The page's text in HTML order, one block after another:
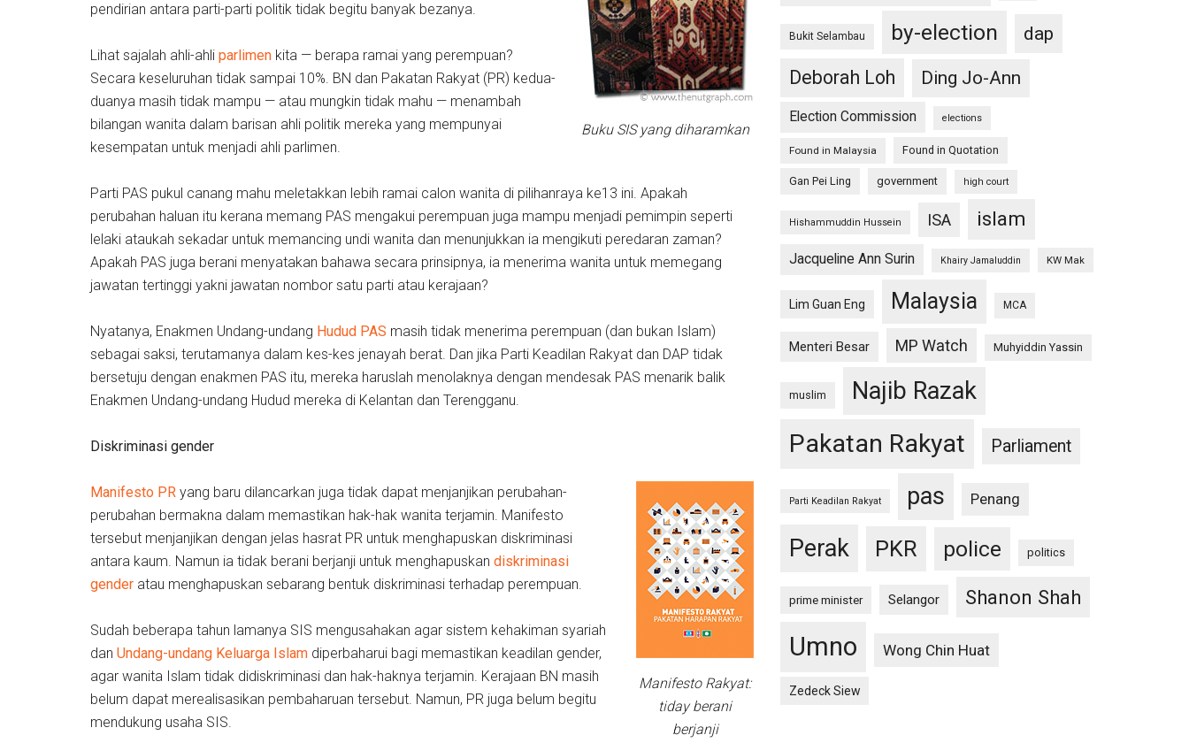
Buku SIS yang diharamkan
pendirian antara parti-parti politik tidak begitu banyak bezanya.
Lihat sajalah ahli-ahli parlimen kita — berapa ramai yang perempuan?
Secara keseluruhan tidak sampai 10%. BN dan Pakatan Rakyat (PR) kedua-
duanya masih tidak mampu — atau mungkin tidak mahu — menambah
bilangan wanita dalam barisan ahli politik mereka yang mempunyai
kesempatan untuk menjadi ahli parlimen.
Parti PAS pukul canang mahu meletakkan lebih ramai calon wanita di pilihanraya ke13 ini. Apakah
perubahan haluan itu kerana memang PAS mengakui perempuan juga mampu menjadi pemimpin seperti
lelaki ataukah sekadar untuk memancing undi wanita dan menunjukkan ia mengikuti peredaran zaman?
Apakah PAS juga berani menyatakan bahawa secara prinsipnya, ia menerima wanita untuk memegang
jawatan tertinggi yakni jawatan nombor satu parti atau kerajaan?
Nyatanya, Enakmen Undang-undang Hudud PAS masih tidak menerima perempuan (dan bukan Islam)
sebagai saksi, terutamanya dalam kes-kes jenayah berat. Dan jika Parti Keadilan Rakyat dan DAP tidak
bersetuju dengan enakmen PAS itu, mereka haruslah menolaknya dengan mendesak PAS menarik balik
Enakmen Undang-undang Hudud mereka di Kelantan dan Terengganu.
Diskriminasi gender
Manifesto Rakyat:
tiday berani
berjanji
Manifesto PR yang baru dilancarkan juga tidak dapat menjanjikan perubahan-
perubahan bermakna dalam memastikan hak-hak wanita terjamin. Manifesto
tersebut menjanjikan dengan jelas hasrat PR untuk menghapuskan diskriminasi
antara kaum. Namun ia tidak berani berjanji untuk menghapuskan diskriminasi
gender atau menghapuskan sebarang bentuk diskriminasi terhadap perempuan.
Sudah beberapa tahun lamanya SIS mengusahakan agar sistem kehakiman syariah
dan Undang-undang Keluarga Islam diperbaharui bagi memastikan keadilan gender,
agar wanita Islam tidak didiskriminasi dan hak-haknya terjamin. Kerajaan BN masih
belum dapat merealisasikan pembaharuan tersebut. Namun, PR juga belum begitu
mendukung usaha SIS.
Bukit Selambau by-election
dap
Deborah Loh
Ding Jo-Ann
Election Commission elections
Found in Malaysia Found in Quotation
Gan Pei Ling government high court
Hishammuddin Hussein ISA islam
Jacqueline Ann Surin Khairy Jamaluddin KW Mak
Lim Guan Eng Malaysia MCA
Menteri Besar MP Watch Muhyiddin Yassin
muslim Najib Razak
Pakatan Rakyat Parliament
Parti Keadilan Rakyat pas Penang
Perak PKR police politics
prime minister Selangor Shanon Shah
Umno Wong Chin Huat
Zedeck Siew